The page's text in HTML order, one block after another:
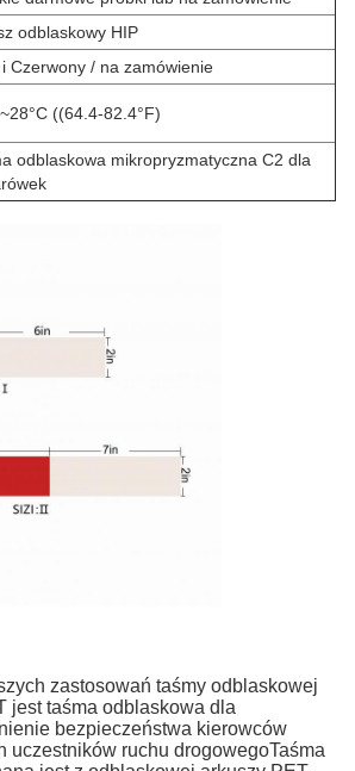
odblaskowy HIP
i Czerwony / na zamówienie
((64.4-82.4°F)
odblaskowa mikropryzmatyczna C2 dla
zastosowań taśmy odblaskowej
jest taśma odblaskowa dla
bezpieczeństwa kierowców
uczestników ruchu drogowegoTaśma